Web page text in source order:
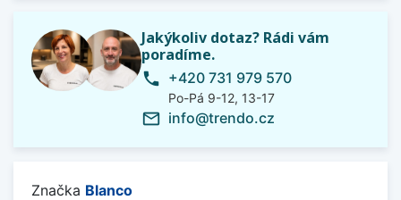
Jakýkoliv dotaz? Rádi vám
poradíme.
phone +420 731 979 570
Po-Pá 9-12, 13-17
mail_outline info@trendo.cz
Značka Blanco